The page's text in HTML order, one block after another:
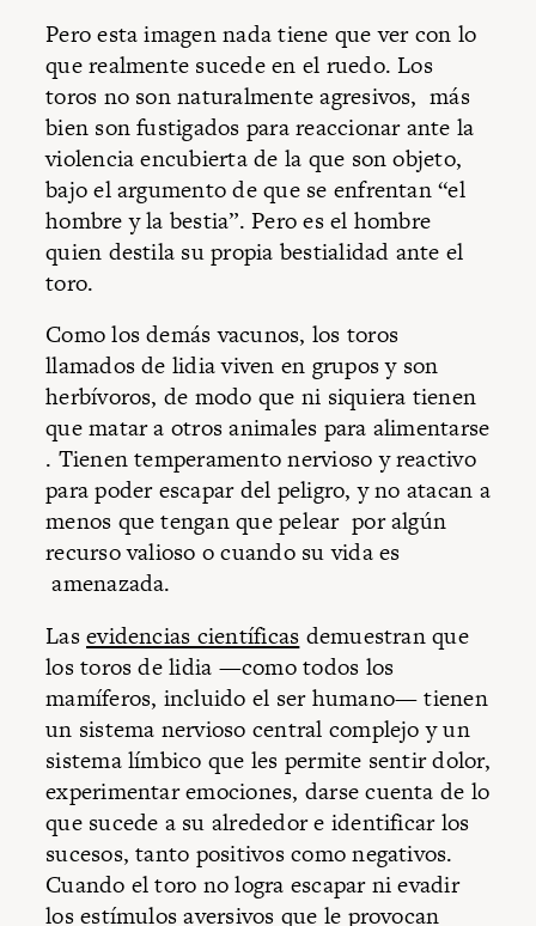
Pero esta imagen nada tiene que ver con lo
que realmente sucede en el ruedo. Los
toros no son naturalmente agresivos, más
bien son fustigados para reaccionar ante la
violencia encubierta de la que son objeto,
bajo el argumento de que se enfrentan “el
hombre y la bestia”. Pero es el hombre
quien destila su propia bestialidad ante el
toro.
Como los demás vacunos, los toros
llamados de lidia viven en grupos y son
herbívoros, de modo que ni siquiera tienen
que matar a otros animales para alimentarse
. Tienen temperamento nervioso y reactivo
para poder escapar del peligro, y no atacan a
menos que tengan que pelear por algún
recurso valioso o cuando su vida es
amenazada.
Lasevidencias científicas demuestran que
los toros de lidia —como todos los
mamíferos, incluido el ser humano— tienen
un sistema nervioso central complejo y un
sistema límbico que les permite sentir dolor,
experimentar emociones, darse cuenta de lo
que sucede a su alrededor e identificar los
sucesos, tanto positivos como negativos.
Cuando el toro no logra escapar ni evadir
los estímulos aversivos que le provocan